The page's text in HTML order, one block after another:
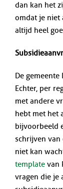
dan kan het
omdat je niet
altijd heel
De
Echter, per
met andere
hebt met het
bijvoorbeeld
schrijven van
niet kan
templatevan
vragen die je